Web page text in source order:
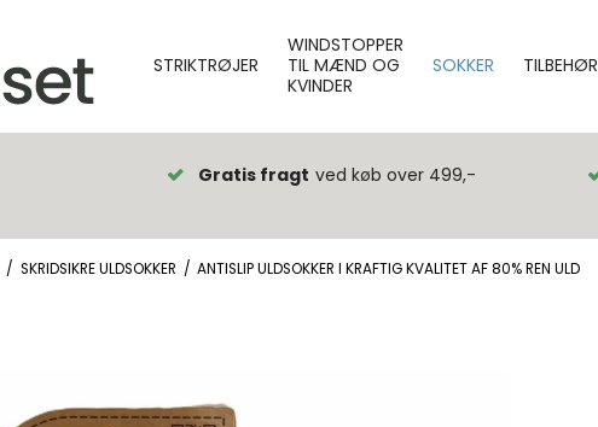
STRIKTRØJER
WINDSTOPPER
TIL MÆND OG
KVINDER
SOKKER TILBEHØR
Gratis fragt ved køb over 499,-
/ SKRIDSIKRE ULDSOKKER / ANTISLIP ULDSOKKER I KRAFTIG KVALITET AF 80% REN ULD